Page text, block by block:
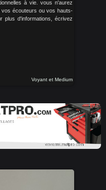
à vie. vous n'aurez
écouteurs ou vos hauts-
plus d'informations, écrivez
Voyant et Medium